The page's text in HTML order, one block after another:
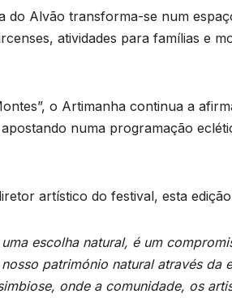
do Alvão transforma-se num
atividades para famílias e
o Artimanha continua a
numa programação
artístico do festival, esta
uma escolha natural, é um
património natural através da
onde a comunidade, os